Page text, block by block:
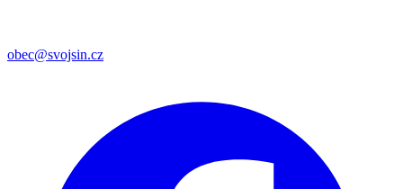
obec@svojsin.cz